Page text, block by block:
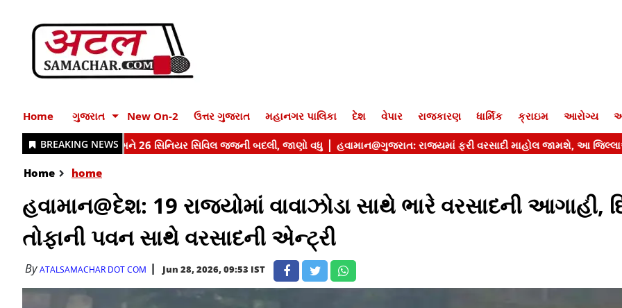
Home ગુજરાત New On-2 ઉત્તર ગુજરાત મહાનગર પાલિકા દેશ વેપાર રાજકારણ ધાર્મિક ક્રાઇમ આરોગ્ય
Home home
હવામાન@દેશ: 19 રાજ્યોમાં વાવાઝોડા સાથે ભારે વરસાદની આગાહી,
તોફાની પવન સાથે વરસાદની એન્ટ્રી
ByATALSAMACHAR DOT COM Jun 28, 2026, 09:53 IST